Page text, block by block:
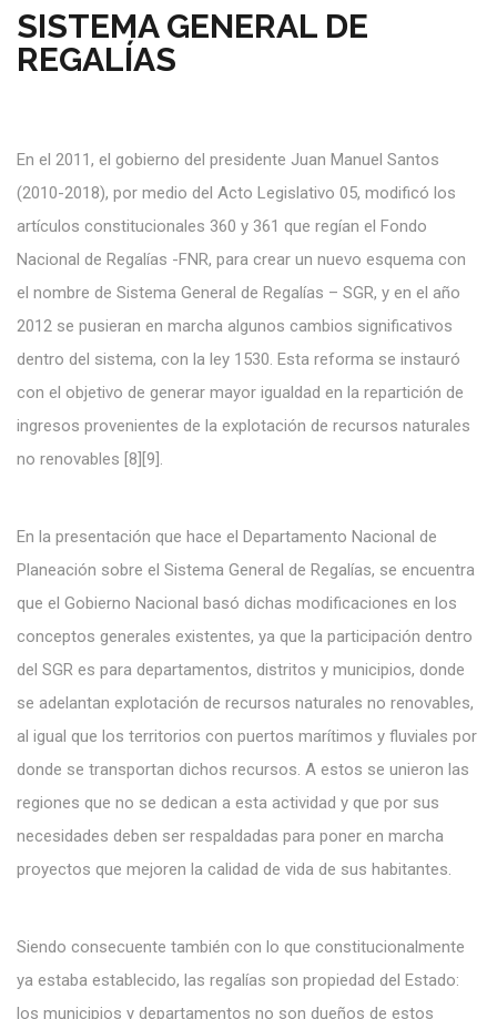
SISTEMA GENERAL DE
REGALÍAS
En el 2011, el gobierno del presidente Juan Manuel Santos
(2010-2018), por medio del Acto Legislativo 05, modificó los
artículos constitucionales 360 y 361 que regían el Fondo
Nacional de Regalías -FNR, para crear un nuevo esquema con
el nombre de Sistema General de Regalías – SGR, y en el año
2012 se pusieran en marcha algunos cambios significativos
dentro del sistema, con la ley 1530. Esta reforma se instauró
con el objetivo de generar mayor igualdad en la repartición de
ingresos provenientes de la explotación de recursos naturales
no renovables [8][9].
En la presentación que hace el Departamento Nacional de
Planeación sobre el Sistema General de Regalías, se encuentra
que el Gobierno Nacional basó dichas modificaciones en los
conceptos generales existentes, ya que la participación dentro
del SGR es para departamentos, distritos y municipios, donde
se adelantan explotación de recursos naturales no renovables,
al igual que los territorios con puertos marítimos y fluviales por
donde se transportan dichos recursos. A estos se unieron las
regiones que no se dedican a esta actividad y que por sus
necesidades deben ser respaldadas para poner en marcha
proyectos que mejoren la calidad de vida de sus habitantes.
Siendo consecuente también con lo que constitucionalmente
ya estaba establecido, las regalías son propiedad del Estado:
los municipios y departamentos no son dueños de estos